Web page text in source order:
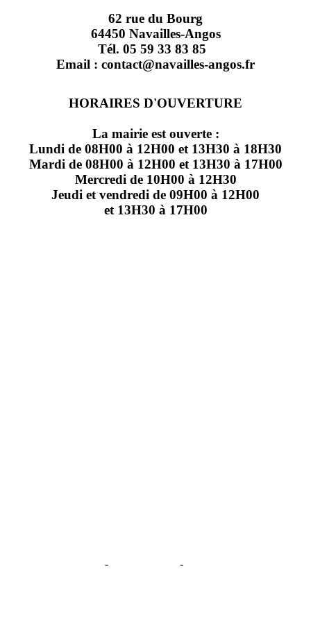
62 rue du Bourg
64450 Navailles-Angos
Tél. 05 59 33 83 85
Email : contact@navailles-angos.fr
HORAIRES D'OUVERTURE
La mairie est ouverte :
Lundi de 08H00 à 12H00 et 13H30 à 18H30
Mardi de 08H00 à 12H00 et 13H30 à 17H00
Mercredi de 10H00 à 12H30
Jeudi et vendredi de 09H00 à 12H00
et 13H30 à 17H00
- -